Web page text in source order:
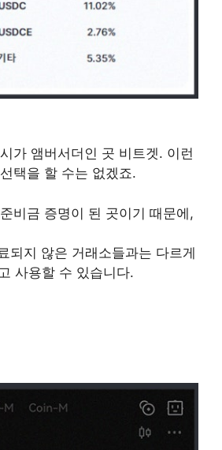
가 앰버서더인 곳 비트겟. 이런
택을 할 수는 없겠죠.
비금 증명이 된 곳이기 때문에,
되지 않은 거래소들과는 다르게
사용할 수 있습니다.